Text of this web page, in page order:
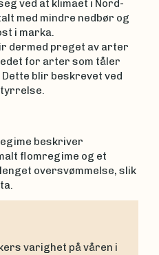
ved at klimaet i Nord-
med mindre nedbør og
i marka.
dermed preget av arter
for arter som tåler
blir beskrevet ved
beskriver
flomregime og et
oversvømmelse, slik
varighet på våren i